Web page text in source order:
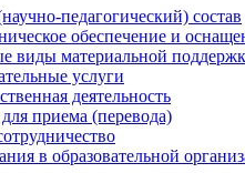
педагогический) состав
обеспечение и
виды материальной
услуги
деятельность
приема (перевода)
в образовательной